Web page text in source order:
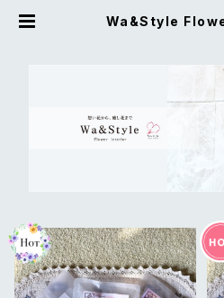
Wa&Style